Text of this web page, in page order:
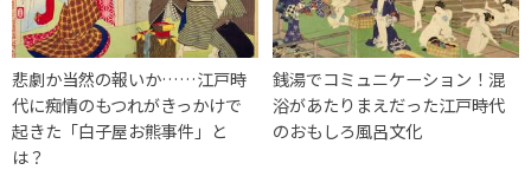
悲劇か当然の報いか……江戸時
代に痴情のもつれがきっかけで
起きた「白子屋お熊事件」と
は？
銭湯でコミュニケーション！混
浴があたりまえだった江戸時代
のおもしろ風呂文化